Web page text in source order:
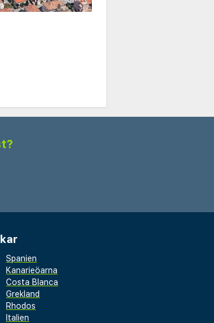
Spanien
Kanarieöarna
Costa Blanca
Grekland
Rhodos
Italien